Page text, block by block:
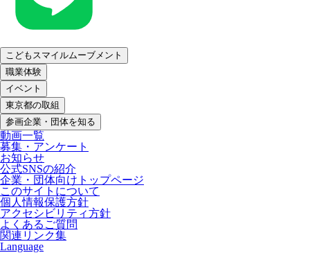
こどもスマイルムーブメント
職業体験
イベント
東京都の取組
参画企業・団体を知る
動画一覧
募集・アンケート
お知らせ
公式SNSの紹介
企業・団体向けトップページ
このサイトについて
個人情報保護方針
アクセシビリティ方針
よくあるご質問
関連リンク集
Language